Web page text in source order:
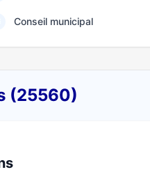
Conseil municipal
(25560)